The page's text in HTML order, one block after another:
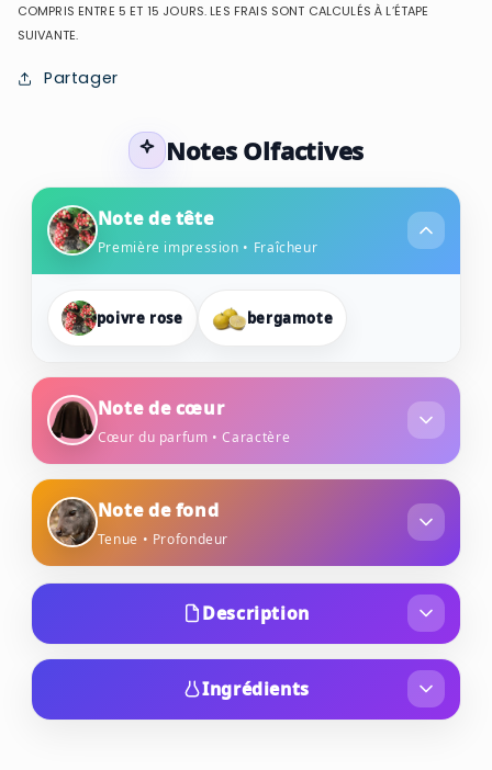
COMPRIS ENTRE 5 ET 15 JOURS. LES FRAIS SONT CALCULÉS À L’ÉTAPE
SUIVANTE.
Partager
Notes Olfactives
Note de tête
Première impression • Fraîcheur
poivre rose bergamote
Note de cœur
Cœur du parfum • Caractère
bois de cèdre
Note de fond
Tenue • Profondeur
bois de santal
Description
Suede Elixir est une Eau de Parfum mixte de la
maison La Manufacture, créée en 2023 par le
parfumeur Anne-Sophie Behaghel au sein de la
Ingrédients